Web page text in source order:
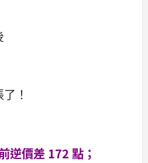
！
逆價差 172 點；